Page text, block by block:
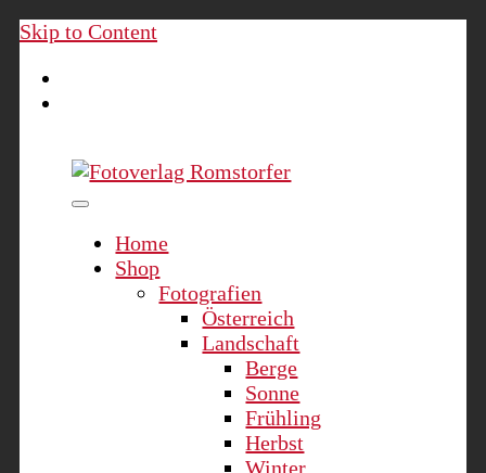
Skip to Content
Home
Shop
Fotografien
Österreich
Landschaft
Berge
Sonne
Frühling
Herbst
Winter